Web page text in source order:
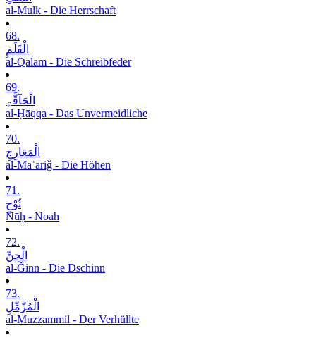
al-Mulk - Die Herrschaft
68.
الْقَلَمِ
al-Qalam - Die Schreibfeder
69.
الْحَآقَّۃِ
al-Ḥāqqa - Das Unvermeidliche
70.
الْمَعَارِجِ
al-Maʿāriǧ - Die Höhen
71.
نُوْحٍ
Nūḥ - Noah
72.
الْجِنِّ
al-Ǧinn - Die Dschinn
73.
الْمُزَّمِّلِ
al-Muzzammil - Der Verhüllte